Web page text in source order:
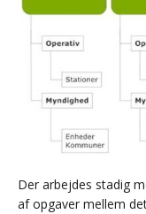
Der arbejdes stadig
af opgaver mellem